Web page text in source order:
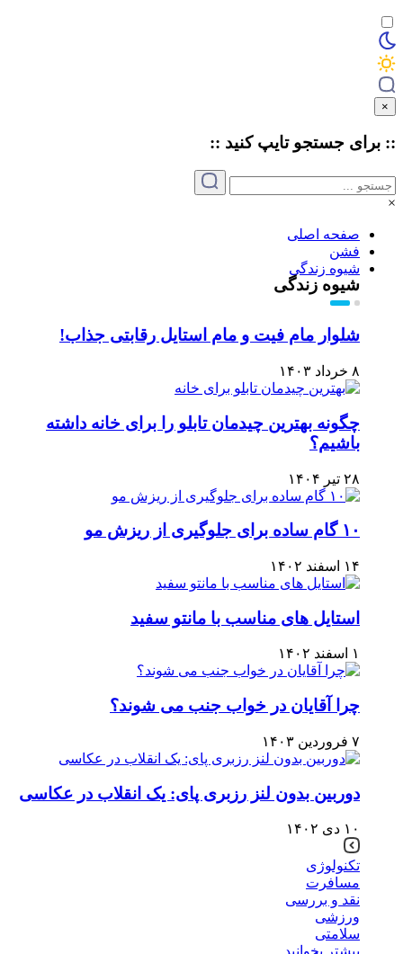
×
:: برای جستجو تایپکنید ::
×
صفحه اصلی
فشن
شیوه زندگی
شیوه زندگی
شلوار مام فیت و مام استایل رقابتی جذاب!
۸ خرداد ۱۴۰۳
چگونه بهترین چیدمان تابلو را برای خانه داشته
باشیم؟
۲۸ تیر ۱۴۰۴
۱۰ گام ساده برای جلوگیری از ریزش مو
۱۴ اسفند ۱۴۰۲
استایل های مناسب با مانتو سفید
۱ اسفند ۱۴۰۲
چرا آقایان در خواب جنب می شوند؟
۷ فروردین ۱۴۰۳
دوربین بدون لنز رزبری پای: یک انقلاب در عکاسی
۱۰ دی ۱۴۰۲
تکنولوژی
مسافرت
نقد و بررسی
ورزشی
سلامتی